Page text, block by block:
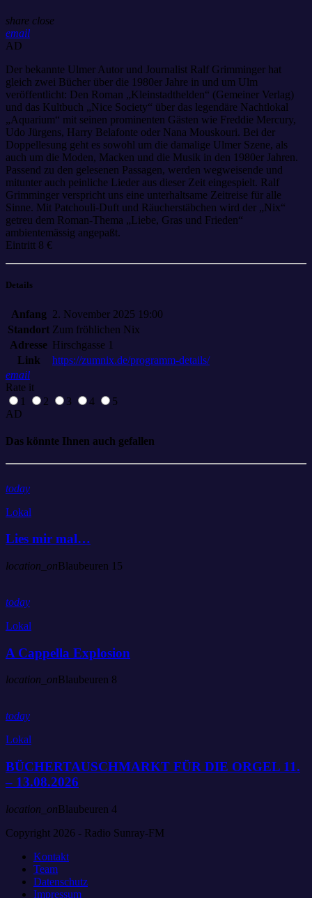
share close
email
AD
Der bekannte Ulmer Autor und Journalist Ralf Grimminger hat
gleich zwei Bücher über die 1980er Jahre in und um Ulm
veröffentlicht: Den Roman „Kleinstadthelden“ (Gemeiner Verlag)
und das Kultbuch „Nice Society“ über das legendäre Nachtlokal
„Aquarium“ mit seinen prominenten Gästen wie Freddie Mercury,
Udo Jürgens, Harry Belafonte oder Nana Mouskouri. Bei der
Doppellesung geht es sowohl um die damalige Ulmer Szene, als
auch um die Moden, Macken und die Musik in den 1980er Jahren.
Passend zu den gelesenen Passagen, werden wegweisende und
mitunter auch peinliche Lieder aus dieser Zeit eingespielt. Ralf
Grimminger verspricht uns eine unterhaltsame Zeitreise für alle
Sinne. Mit Patchouli-Duft und Räucherstäbchen wird der „Nix“
getreu dem Roman-Thema „Liebe, Gras und Frieden“
ambientemässig angepaßt.
Eintritt 8 €
Details
Anfang 2. November 2025 19:00
Standort Zum fröhlichen Nix
Adresse Hirschgasse 1
Link
https://zumnix.de/programm-details/
email
Rate it
1
2 3 4
5
AD
Das könnte Ihnen auch gefallen
today
Lokal
Lies mir mal…
location_onBlaubeuren 15
today
Lokal
A Cappella Explosion
location_on Blaubeuren 8
today
Lokal
BÜCHERTAUSCHMARKT FÜR DIE ORGEL 11.
– 13.08.2026
location_onBlaubeuren 4
Copyright 2026 - Radio Sunray-FM
Kontakt
Team
Datenschutz
Impressum